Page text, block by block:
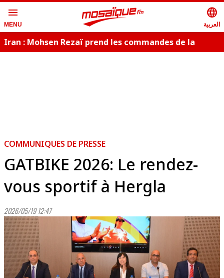
menu
MENU
language
العربية
Iran : Mohsen Rezaï prend les commandes de la
COMMUNIQUES DE PRESSE
GATBIKE 2026: Le rendez-
vous sportif à Hergla
2026/05/19 12:47